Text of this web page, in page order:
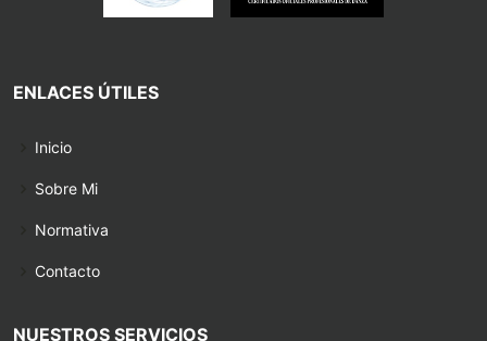
ENLACES ÚTILES
Inicio
Sobre Mi
Normativa
Contacto
NUESTROS SERVICIOS